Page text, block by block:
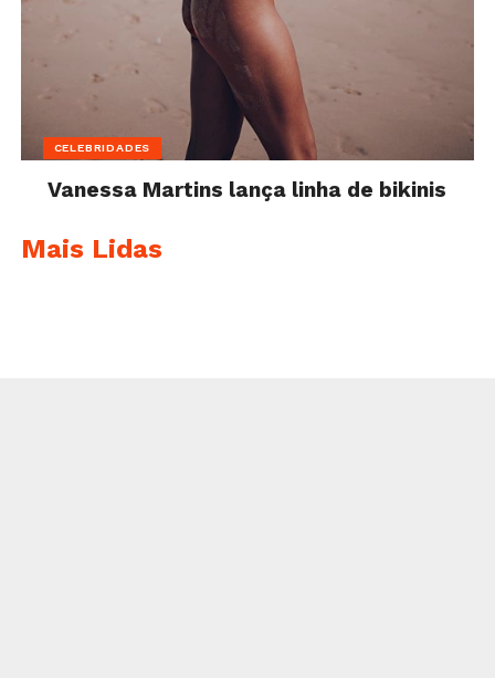
CELEBRIDADES
Vanessa Martins lança linha de bikinis
Mais Lidas